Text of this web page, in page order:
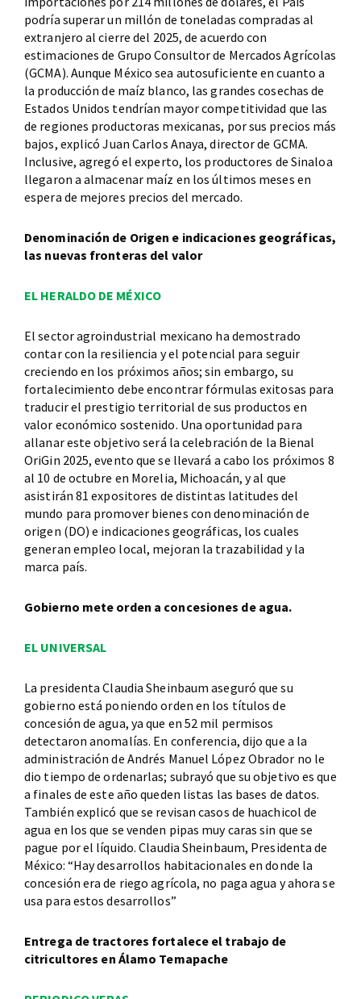
podría superar un millón de toneladas compradas al
extranjero al cierre del 2025, de acuerdo con
estimaciones de Grupo Consultor de Mercados Agrícolas
(GCMA). Aunque México sea autosuficiente en cuanto a
la producción de maíz blanco, las grandes cosechas de
Estados Unidos tendrían mayor competitividad que las
de regiones productoras mexicanas, por sus precios más
bajos, explicó Juan Carlos Anaya, director de GCMA.
Inclusive, agregó el experto, los productores de Sinaloa
llegaron a almacenar maíz en los últimos meses en
espera de mejores precios del mercado.
Denominación de Origen e indicaciones geográficas,
las nuevas fronteras del valor
EL HERALDO DE MÉXICO
El sector agroindustrial mexicano ha demostrado
contar con la resiliencia y el potencial para seguir
creciendo en los próximos años; sin embargo, su
fortalecimiento debe encontrar fórmulas exitosas para
traducir el prestigio territorial de sus productos en
valor económico sostenido. Una oportunidad para
allanar este objetivo será la celebración de la Bienal
OriGin 2025, evento que se llevará a cabo los próximos 8
al 10 de octubre en Morelia, Michoacán, y al que
asistirán 81 expositores de distintas latitudes del
mundo para promover bienes con denominación de
origen (DO) e indicaciones geográficas, los cuales
generan empleo local, mejoran la trazabilidad y la
marca país.
Gobierno mete orden a concesiones de agua.
EL UNIVERSAL
La presidenta Claudia Sheinbaum aseguró que su
gobierno está poniendo orden en los títulos de
concesión de agua, ya que en 52 mil permisos
detectaron anomalías. En conferencia, dijo que a la
administración de Andrés Manuel López Obrador no le
dio tiempo de ordenarlas; subrayó que su objetivo es que
a finales de este año queden listas las bases de datos.
También explicó que se revisan casos de huachicol de
agua en los que se venden pipas muy caras sin que se
pague por el líquido. Claudia Sheinbaum, Presidenta de
México: “Hay desarrollos habitacionales en donde la
concesión era de riego agrícola, no paga agua y ahora se
usa para estos desarrollos”
Entrega de tractores fortalece el trabajo de
citricultores en Álamo Temapache